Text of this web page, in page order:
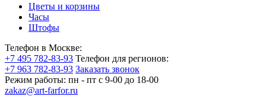
Цветы и корзины
Часы
Штофы
Телефон в Москве:
+7 495 782-83-93 Телефон для регионов:
+7 963 782-83-93 Заказать звонок
Режим работы: пн - пт c 9-00 до 18-00
zakaz@art-farfor.ru